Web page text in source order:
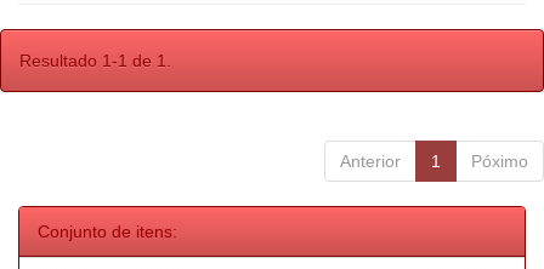
Resultado 1-1 de 1.
Anterior 1 Póximo
Conjunto de itens: